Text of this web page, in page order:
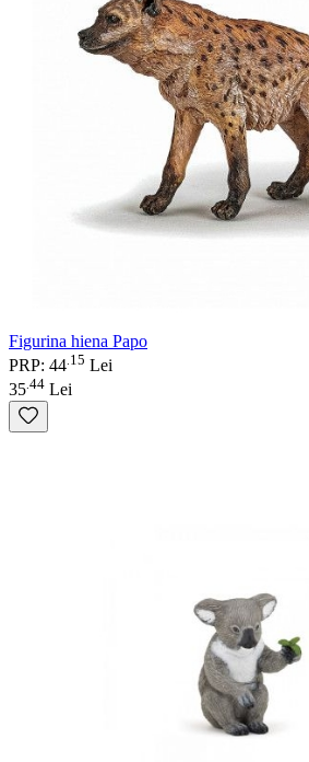
Figurina hiena Papo
PRP: 44 15 Lei
35 44 Lei